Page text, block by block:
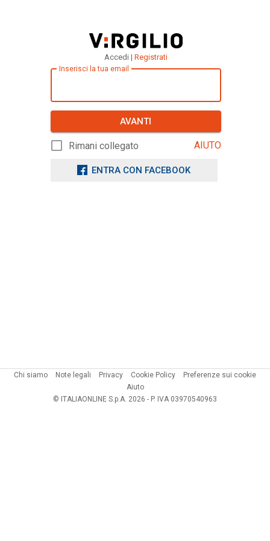
Accedi | Registrati
Inserisci la tua email
AVANTI
Rimani collegato AIUTO
ENTRA CON FACEBOOK
Chi siamo Note legali Privacy Cookie Policy
Preferenze sui cookie
Aiuto
© ITALIAONLINE S.p.A. 2026 - P. IVA 03970540963